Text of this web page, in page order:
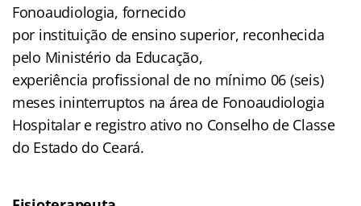
Fonoaudiologia, fornecido
por instituição de ensino superior, reconhecida
pelo Ministério da Educação,
experiência profissional de no mínimo 06 (seis)
meses ininterruptos na área de Fonoaudiologia
Hospitalar e registro ativo no Conselho de Classe
do Estado do Ceará.